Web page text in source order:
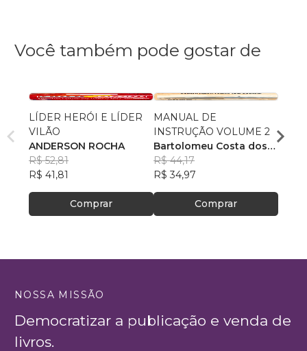
Você também pode gostar de
LÍDER HERÓI E LÍDER
VILÃO
ANDERSON ROCHA
R$ 52,81
R$ 41,81
Comprar
MANUAL DE
INSTRUÇÃO VOLUME 2
Bartolomeu Costa dos
Santos
R$ 44,17
R$ 34,97
Comprar
R$
NOSSA MISSÃO
Democratizar a publicação e venda de
livros.